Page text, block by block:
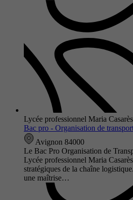
Lycée professionnel Maria Casarès
Bac pro - Organisation de
Avignon 84000
Le Bac Pro Organisation de
Lycée professionnel Maria
stratégiques de la chaîne
une maîtrise…